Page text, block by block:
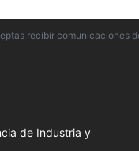
recibir comunicaciones
de Industria y